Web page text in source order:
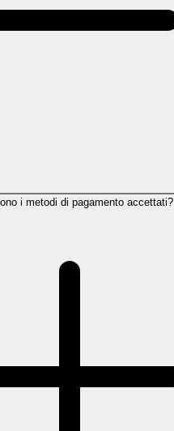
i metodi di pagamento accettati?